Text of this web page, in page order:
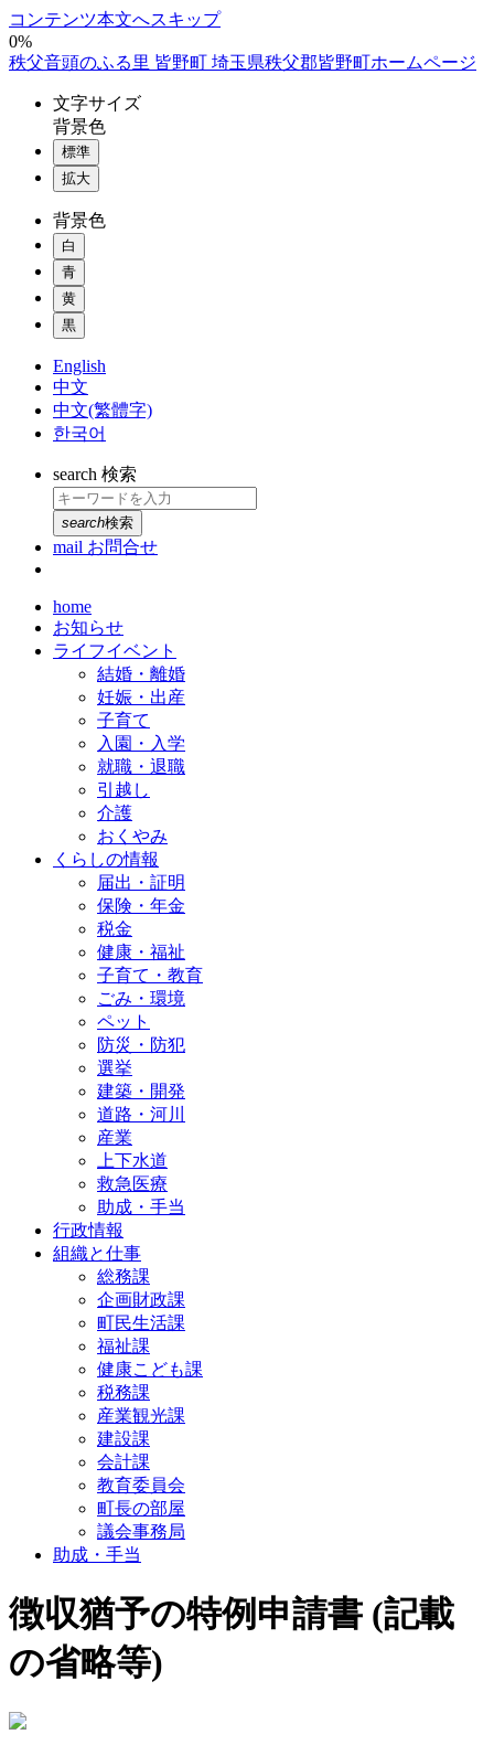
コンテンツ本文へスキップ
0%
秩父音頭のふる里 皆野町 埼玉県秩父郡皆野町ホームページ
文字サイズ
背景色
標準
拡大
背景色
白
青
黄
黒
English
中文
中文(繁體字)
한국어
search 検索
search検索
mail お問合せ
home
お知らせ
ライフイベント
結婚・離婚
妊娠・出産
子育て
入園・入学
就職・退職
引越し
介護
おくやみ
くらしの情報
届出・証明
保険・年金
税金
健康・福祉
子育て・教育
ごみ・環境
ペット
防災・防犯
選挙
建築・開発
道路・河川
産業
上下水道
救急医療
助成・手当
行政情報
組織と仕事
総務課
企画財政課
町民生活課
福祉課
健康こども課
税務課
産業観光課
建設課
会計課
教育委員会
町長の部屋
議会事務局
助成・手当
徴収猶予の特例申請書 (記載
の省略等)